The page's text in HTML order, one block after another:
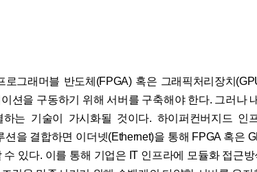
로그래머블 반도체(FPGA) 혹은 그래픽처리장치
션을 구동하기 위해 서버를 구축해야 한다. 그러나
하는 기술이 가시화될 것이다. 하이퍼컨버지드 인
션을 결합하면 이더넷(Ethernet)을 통해 FPGA 혹은
수 있다. 이를 통해 기업은 IT 인프라에 모듈화 접근